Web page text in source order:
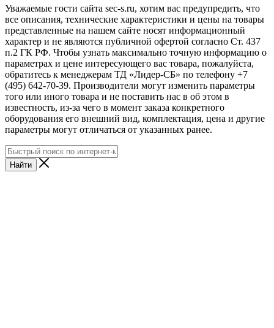
Уважаемые гости сайта sec-s.ru, хотим вас предупредить, что
все описания, технические характеристики и цены на товары
представленные на нашем сайте носят информационный
характер и не являются публичной офертой согласно Ст. 437
п.2 ГК РФ. Чтобы узнать максимально точную информацию о
параметрах и цене интересующего вас товара, пожалуйста,
обратитесь к менеджерам ТД «Лидер-СБ» по телефону +7
(495) 642-70-39. Производители могут изменить параметры
того или иного товара и не поставить нас в об этом в
известность, из-за чего в момент заказа конкретного
оборудования его внешний вид, комплектация, цена и другие
параметры могут отличаться от указанных ранее.
Найти